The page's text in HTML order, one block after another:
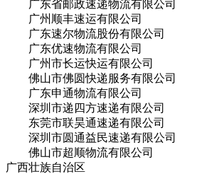
广东省邮政速递物流有限公司
广州顺丰速运有限公司
广东速尔物流股份有限公司
广东优速物流有限公司
广州市长运快运有限公司
佛山市佛圆快递服务有限公司
广东申通物流有限公司
深圳市递四方速递有限公司
东莞市联昊通速递有限公司
深圳市圆通益民速递有限公司
佛山市超顺物流有限公司
广西壮族自治区